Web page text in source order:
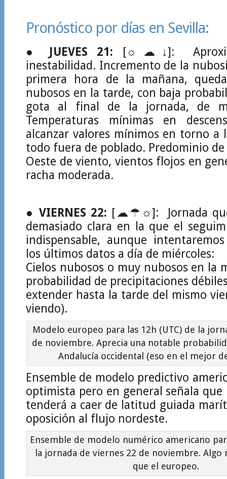
Pronóstico por días en Sevilla:
● JUEVES 21: [☼☁↓]:
inestabilidad. Incremento de la
primera hora de la mañana,
nubosos en la tarde, con baja
gota al final de la jornada, de
Temperaturas mínimas en
alcanzar valores mínimos en torno a
todo fuera de poblado. Predominio
Oeste de viento, vientos flojos en
racha moderada.
● VIERNES 22: [☁☂☼]: Jornada
demasiado clara en la que el
indispensable, aunque
los últimos datos a día de miércoles:
Cielos nubosos o muy nubosos en la
probabilidad de precipitaciones
extender hasta la tarde del mismo
viendo).
Modelo europeo para las 12h (UTC) de la
de noviembre. Aprecia una notable
Andalucía occidental (eso en el mejor
Ensemble de modelo predictivo
optimista pero en general señala
tenderá a caer de latitud guiada
oposición al flujo nordeste.
Ensemble de modelo numérico americano
la jornada de viernes 22 de noviembre.
que el europeo.